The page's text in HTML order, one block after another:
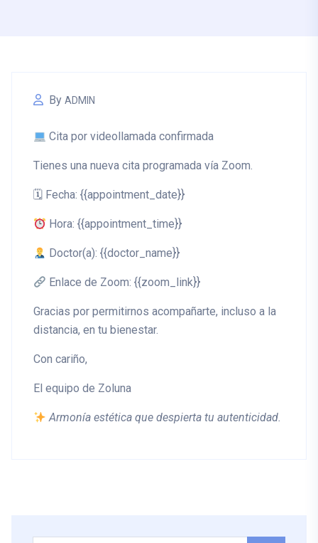
By ADMIN
Cita por videollamada confirmada
Tienes una nueva cita programada vía Zoom.
🗓 Fecha: {{appointment_date}}
Hora: {{appointment_time}}
Doctor(a): {{doctor_name}}
Enlace de Zoom: {{zoom_link}}
Gracias por permitirnos acompañarte, incluso a la
distancia, en tu bienestar.
Con cariño,
El equipo de Zoluna
Armonía estética que despierta tu autenticidad.